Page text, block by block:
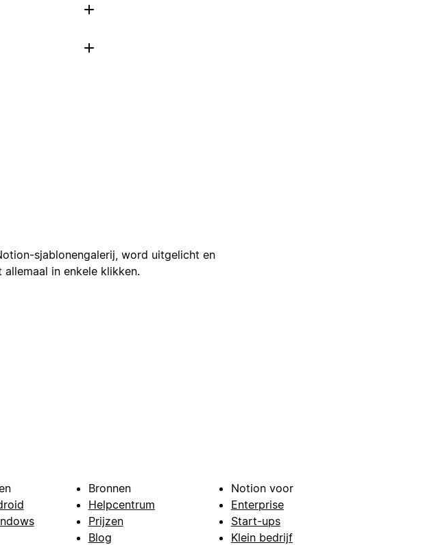
sjablonengalerij, word uitgelicht en
in enkele klikken.
Bronnen
Helpcentrum
Prijzen
Blog
Notion voor
Enterprise
Start-ups
Klein bedrijf